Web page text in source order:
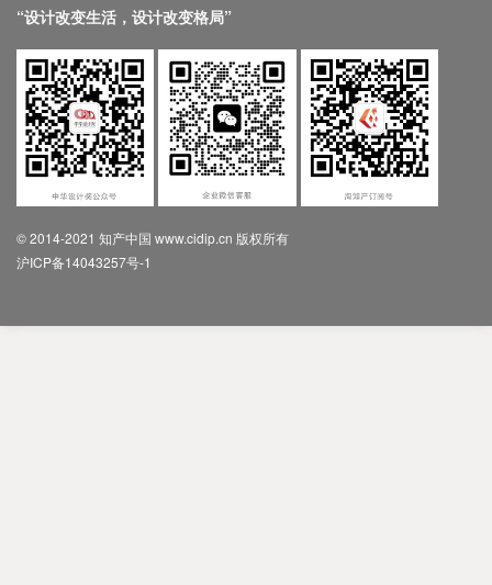
“设计改变生活，设计改变格局”
© 2014-2021 知产中国 www.cidip.cn 版权所有
沪ICP备14043257号-1